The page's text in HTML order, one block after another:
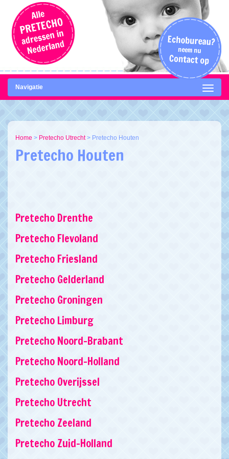
Navigatie
Home > Pretecho Utrecht> Pretecho Houten
Pretecho Houten
Pretecho Drenthe
Pretecho Flevoland
Pretecho Friesland
Pretecho Gelderland
Pretecho Groningen
Pretecho Limburg
Pretecho Noord-Brabant
Pretecho Noord-Holland
Pretecho Overijssel
Pretecho Utrecht
Pretecho Zeeland
Pretecho Zuid-Holland